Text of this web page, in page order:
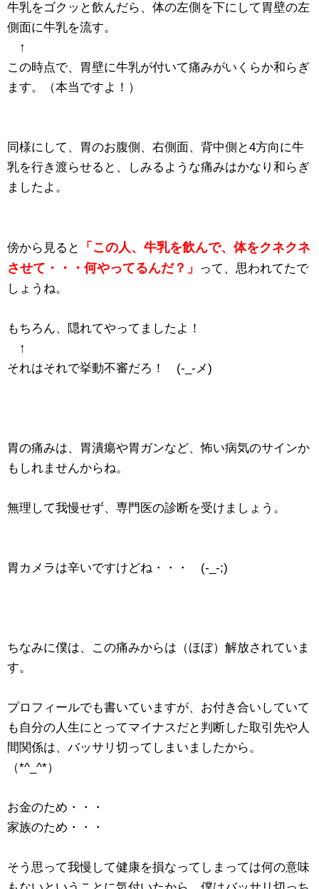
牛乳をゴクッと飲んだら、体の左側を下にして胃壁の左
側面に牛乳を流す。
↑
この時点で、胃壁に牛乳が付いて痛みがいくらか和らぎ
ます。（本当ですよ！）
同様にして、胃のお腹側、右側面、背中側と4方向に牛
乳を行き渡らせると、しみるような痛みはかなり和らぎ
ましたよ。
傍から見ると
「この人、牛乳を飲んで、体をクネクネ
させて・・・何やってるんだ？」
って、思われてたで
しょうね。
もちろん、隠れてやってましたよ！
↑
それはそれで挙動不審だろ！ (-_-メ)
胃の痛みは、胃潰瘍や胃ガンなど、怖い病気のサインか
もしれませんからね。
無理して我慢せず、専門医の診断を受けましょう。
胃カメラは辛いですけどね・・・ (-_-;)
ちなみに僕は、この痛みからは（ほぼ）解放されていま
す。
プロフィールでも書いていますが、お付き合いしていて
も自分の人生にとってマイナスだと判断した取引先や人
間関係は、バッサリ切ってしまいましたから。
（*^_^*）
お金のため・・・
家族のため・・・
そう思って我慢して健康を損なってしまっては何の意味